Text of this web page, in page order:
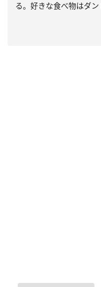
る。好きな食べ物はダン